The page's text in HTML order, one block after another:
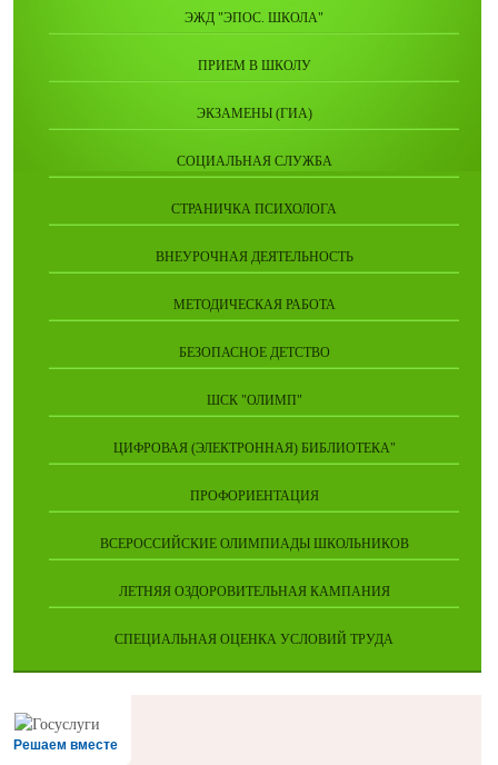
ЭЖД "ЭПОС. ШКОЛА"
ПРИЕМ В ШКОЛУ
ЭКЗАМЕНЫ (ГИА)
СОЦИАЛЬНАЯ СЛУЖБА
СТРАНИЧКА ПСИХОЛОГА
ВНЕУРОЧНАЯ ДЕЯТЕЛЬНОСТЬ
МЕТОДИЧЕСКАЯ РАБОТА
БЕЗОПАСНОЕ ДЕТСТВО
ШСК "ОЛИМП"
ЦИФРОВАЯ (ЭЛЕКТРОННАЯ) БИБЛИОТЕКА"
ПРОФОРИЕНТАЦИЯ
ВСЕРОССИЙСКИЕ ОЛИМПИАДЫ ШКОЛЬНИКОВ
ЛЕТНЯЯ ОЗДОРОВИТЕЛЬНАЯ КАМПАНИЯ
СПЕЦИАЛЬНАЯ ОЦЕНКА УСЛОВИЙ ТРУДА
Решаем вместе